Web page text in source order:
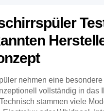
nehmen eine
vollständig in das
stammen viele